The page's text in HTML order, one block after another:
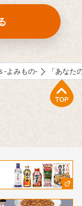
-よみもの- 「あな